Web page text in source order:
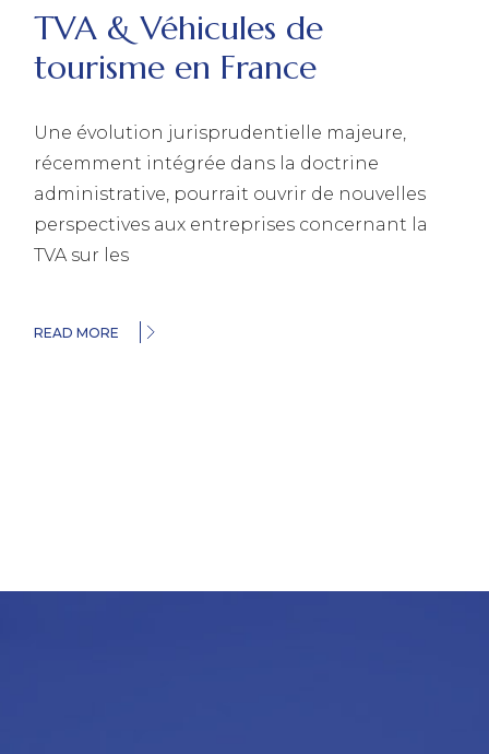
TVA & Véhicules de
tourisme en France
Une évolution jurisprudentielle majeure,
récemment intégrée dans la doctrine
administrative, pourrait ouvrir de nouvelles
perspectives aux entreprises concernant la
TVA sur les
READ MORE